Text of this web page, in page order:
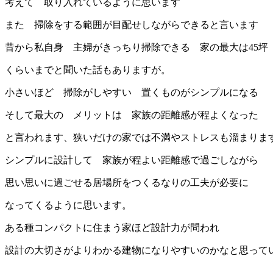
また 掃除をする範囲が目配せしながらできると言います
昔から私自身 主婦がきっちり掃除できる 家の最大は45坪
くらいまでと聞いた話もありますが。
小さいほど 掃除がしやすい 置くものがシンプルになる
そして最大の メリットは 家族の距離感が程よくなった
と言われます、狭いだけの家では不満やストレスも溜まりま
シンプルに設計して 家族が程よい距離感で過ごしながら
思い思いに過ごせる居場所をつくるなりの工夫が必要に
なってくるように思います。
ある種コンパクトに住まう家ほど設計力が問われ
設計の大切さがよりわかる建物になりやすいのかなと思って